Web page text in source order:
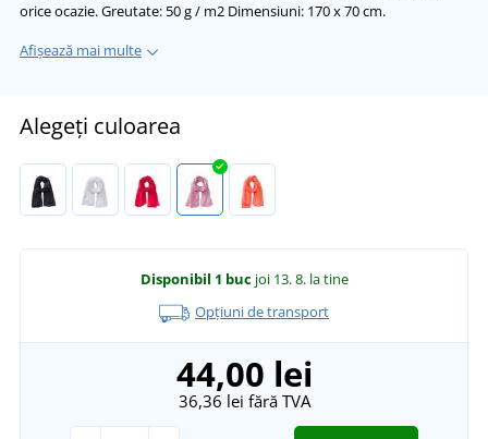
orice ocazie. Greutate: 50 g / m2 Dimensiuni: 170 x 70 cm.
Afișează mai multe
Alegeți culoarea
Disponibil 1 buc joi 13. 8. la tine
Opțiuni de transport
44,00 lei
36,36 lei fără TVA